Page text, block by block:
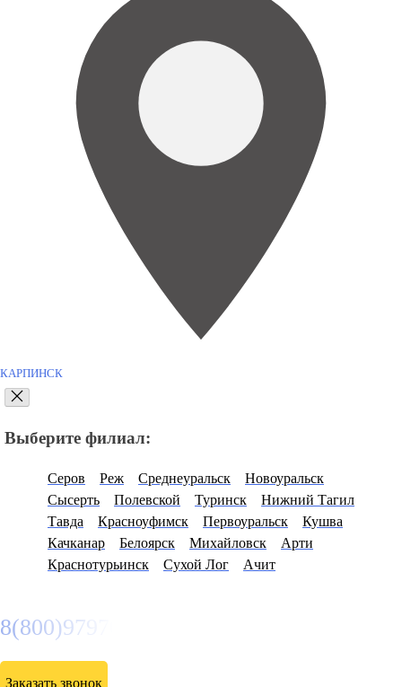
КАРПИНСК
Выберите филиал:
Серов Реж Среднеуральск
Новоуральск
Сысерть
Полевской Туринск
Нижний Тагил
Тавда
Красноуфимск Первоуральск
Кушва
Качканар
Белоярск Михайловск
Арти
Краснотурьинск
Сухой Лог Ачит
8(800)9797043
Заказать звонок